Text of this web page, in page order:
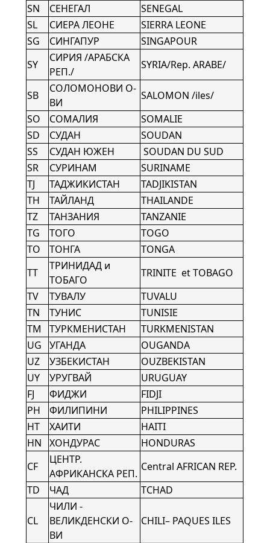
SN
СЕНЕГАЛ
SENEGAL
SL
СИЕРА ЛЕОНЕ
SIERRA LEONE
SG
СИНГАПУР
SINGAPOUR
SY
СИРИЯ /АРАБСКА
РЕП./
SYRIA/Rep. ARABE/
SB
СОЛОМОНОВИ О-
ВИ
SALOMON /iles/
SO
СОМАЛИЯ
SOMALIE
SD
СУДАН
SOUDAN
SS
СУДАН ЮЖЕН
SOUDAN DU SUD
SR
СУРИНАМ
SURINAME
TJ
ТАДЖИКИСТАН
TADJIKISTAN
TH
ТАЙЛАНД
THAILANDE
TZ
ТАНЗАНИЯ
TANZANIE
TG
ТОГО
TOGO
TO
ТОНГА
TONGA
TT
ТРИНИДАД и
ТОБАГО
TRINITE et TOBAGO
TV
ТУВАЛУ
TUVALU
TN
ТУНИС
TUNISIE
TM
ТУРКМЕНИСТАН
TURKMENISTAN
UG
УГАНДА
OUGANDA
UZ
УЗБЕКИСТАН
OUZBEKISTAN
UY
УРУГВАЙ
URUGUAY
FJ
ФИДЖИ
FIDJI
PH
ФИЛИПИНИ
PHILIPPINES
HT
ХАИТИ
HAITI
HN
ХОНДУРАС
HONDURAS
CF
ЦЕНТР.
АФРИКАНСКА РЕП.
Central AFRICAN REP.
TD
ЧАД TCHAD
CL
ЧИЛИ -
ВЕЛИКДЕНСКИ О-
ВИ
CHILI– PAQUES ILES